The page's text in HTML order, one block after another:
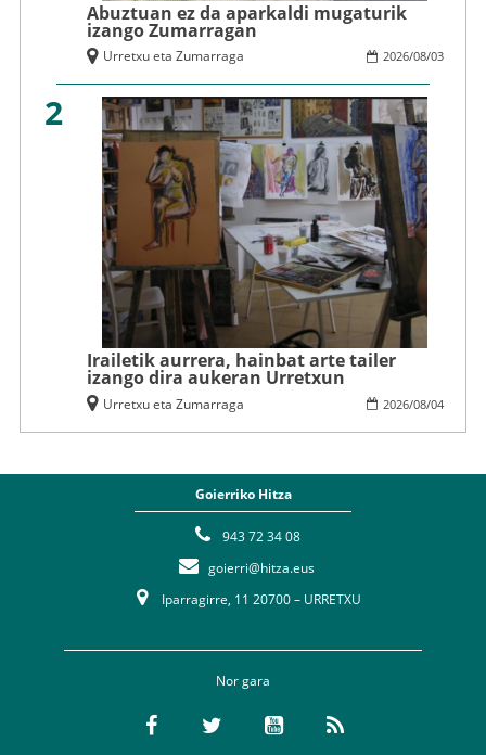
Abuztuan ez da aparkaldi mugaturik
izango Zumarragan
2026/08/03
Urretxu eta Zumarraga
2
Irailetik aurrera, hainbat arte tailer
izango dira aukeran Urretxun
2026/08/04
Urretxu eta Zumarraga
Goierriko Hitza
943 72 34 08
goierri@hitza.eus
Iparragirre, 11 20700 – URRETXU
Nor gara